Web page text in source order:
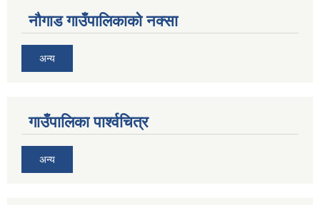
नौगाड गाउँपालिकाको नक्सा
अन्य
गाउँपालिका पार्श्वचित्र
अन्य